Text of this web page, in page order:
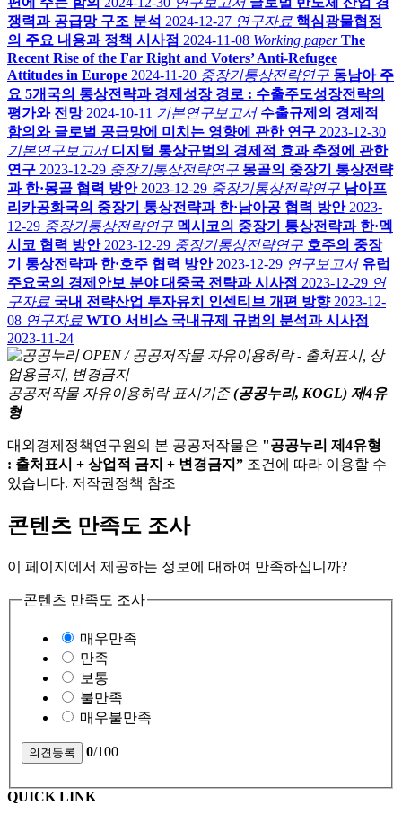
쟁력과 공급망 구조 분석 2024-12-27 연구자료 핵심광물협정
의 주요 내용과 정책 시사점 2024-11-08 Working paper The
Recent Rise of the Far Right and Voters’ Anti-Refugee
Attitudes in Europe 2024-11-20 중장기통상전략연구 동남아 주
요 5개국의 통상전략과 경제성장 경로 : 수출주도성장전략의
평가와 전망 2024-10-11 기본연구보고서 수출규제의 경제적
함의와 글로벌 공급망에 미치는 영향에 관한 연구 2023-12-30
기본연구보고서 디지털 통상규범의 경제적 효과 추정에 관한
연구 2023-12-29 중장기통상전략연구 몽골의 중장기 통상전략
과 한·몽골 협력 방안 2023-12-29 중장기통상전략연구 남아프
리카공화국의 중장기 통상전략과 한·남아공 협력 방안 2023-
12-29 중장기통상전략연구 멕시코의 중장기 통상전략과 한·멕
시코 협력 방안 2023-12-29 중장기통상전략연구 호주의 중장
기 통상전략과 한·호주 협력 방안 2023-12-29 연구보고서 유럽
주요국의 경제안보 분야 대중국 전략과 시사점 2023-12-29 연
구자료 국내 전략산업 투자유치 인센티브 개편 방향 2023-12-
08 연구자료 WTO 서비스 국내규제 규범의 분석과 시사점
2023-11-24
공공저작물 자유이용허락 표시기준 (공공누리, KOGL) 제4유
형
대외경제정책연구원의 본 공공저작물은 "공공누리 제4유형
: 출처표시 + 상업적 금지 + 변경금지” 조건에 따라 이용할 수
있습니다. 저작권정책 참조
콘텐츠 만족도 조사
이 페이지에서 제공하는 정보에 대하여 만족하십니까?
콘텐츠 만족도 조사
매우만족
만족
보통
불만족
매우불만족
0/100
QUICK LINK